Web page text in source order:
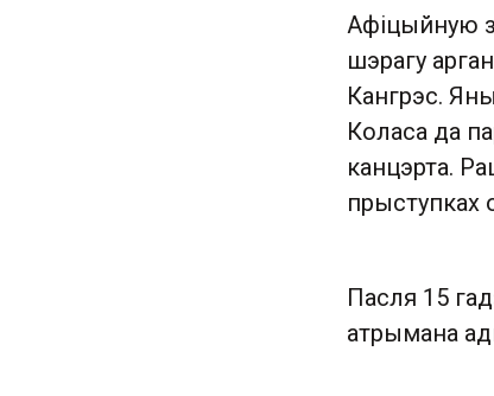
Афіцыйную
шэрагу
Кангрэс.
Коласа да
канцэрта.
прыступках
Пасля 15
атрымана